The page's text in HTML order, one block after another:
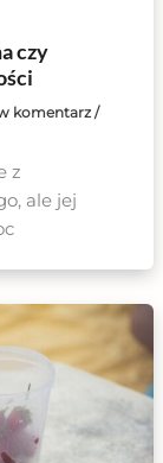
czy
komentarz /
z
ale jej